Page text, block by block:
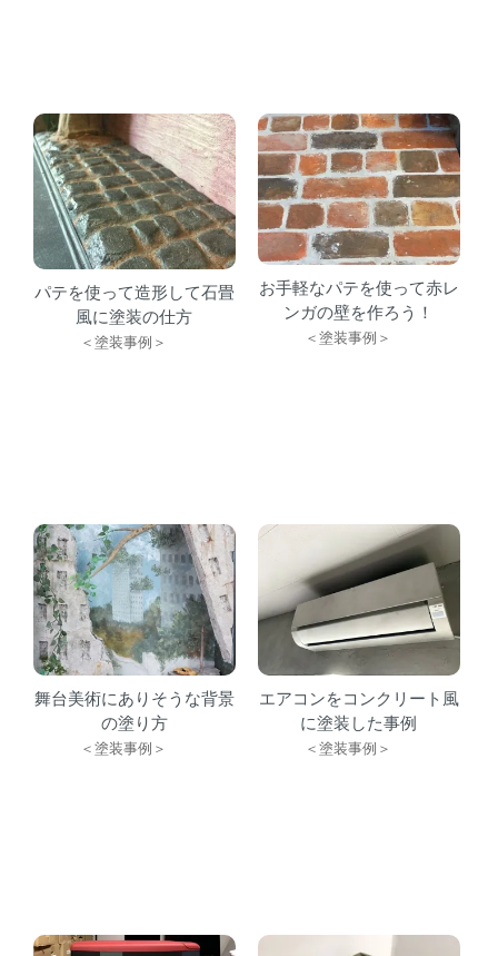
パテを使って造形して石畳
風に塗装の仕方
＜塗装事例＞
お手軽なパテを使って赤レ
ンガの壁を作ろう！
＜塗装事例＞
舞台美術にありそうな背景
の塗り方
＜塗装事例＞
エアコンをコンクリート風
に塗装した事例
＜塗装事例＞